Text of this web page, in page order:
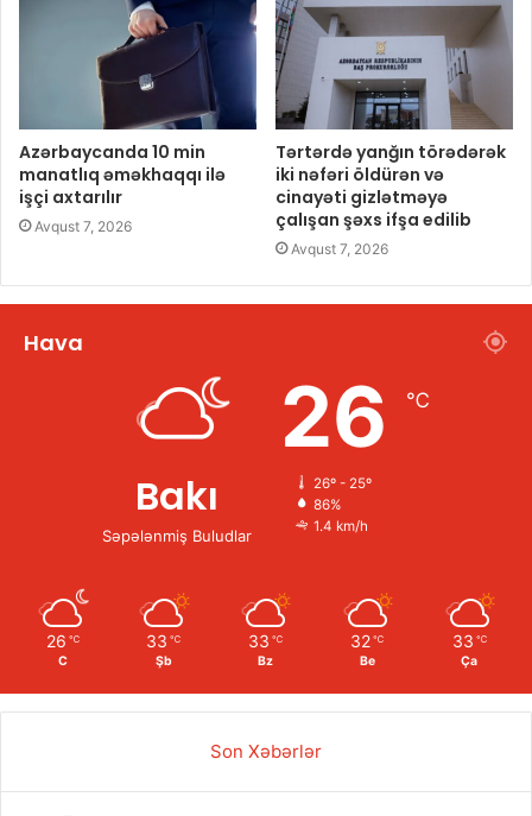
Azərbaycanda 10 min
manatlıq əməkhaqqı ilə
işçi axtarılır
Avqust 7, 2026
Tərtərdə yanğın törədərək
iki nəfəri öldürən və
cinayəti gizlətməyə
çalışan şəxs ifşa edilib
Avqust 7, 2026
Hava
Bakı
Səpələnmiş Buludlar
26 ℃
26º - 25º
86%
1.4 km/h
26 ℃
C
33 ℃
Şb
33 ℃
Bz
32 ℃
Be
33 ℃
Ça
Son Xəbərlər